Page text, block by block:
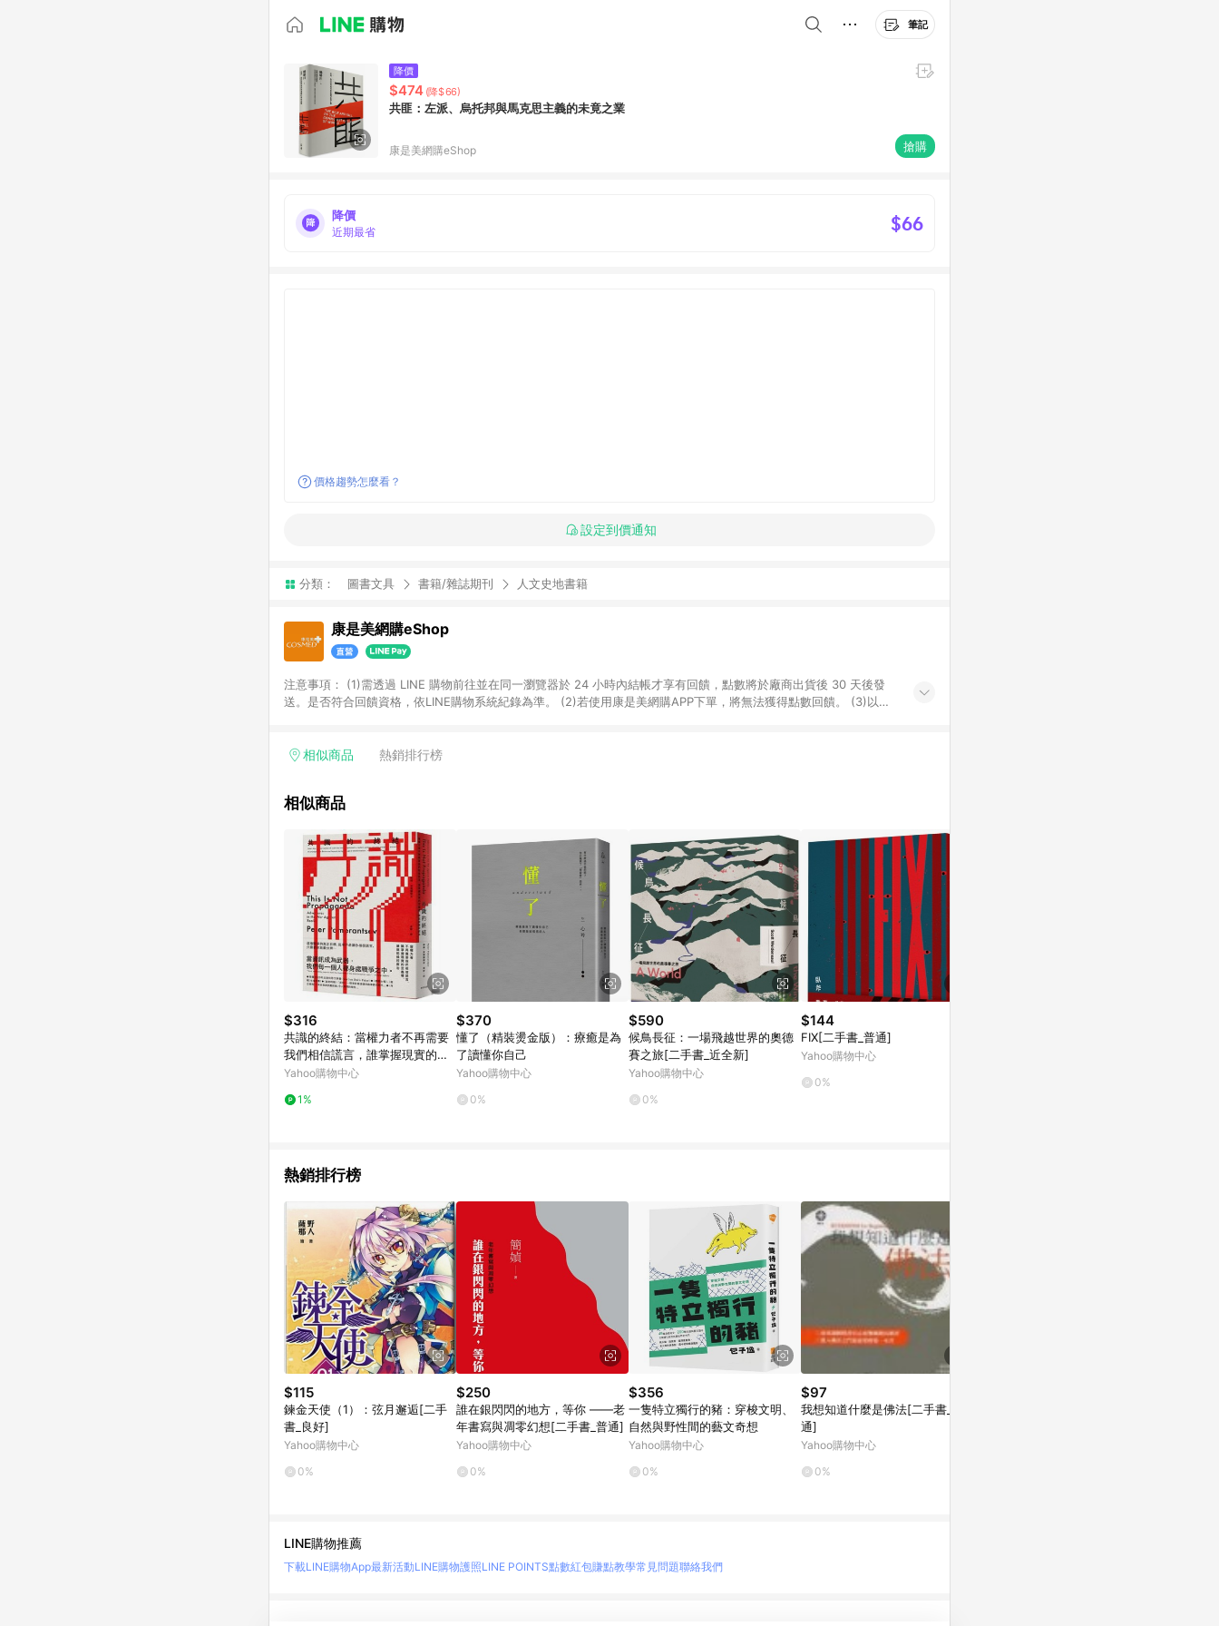
筆記
降價
$474 (降$66)
共匪：左派、烏托邦與馬克思主義的未竟之業
康是美網購eShop 搶購
降價
近期最省 $66
價格趨勢怎麼看？
設定到價通知
分類： 圖書文具 書籍/雜誌期刊 人文史地書籍
康是美網購eShop
注意事項：​ (1)需透過 LINE 購物前往並在同一瀏覽器於 24 小時內結帳才享有回饋，點數將於廠商出貨後 30 天後發
送。​是否符合回饋資格，依LINE購物系統紀錄為準。 (2)若使用康是美網購APP下單，將無法獲得點數回饋。​ (3)以下
「LINE購物通知」之官方帳號訊息通知。亦可於LINE購物網站或APP中的「我的訂單」頁面查詢，請依LINE購物網站
相似商品 熱銷排行榜
相似商品
$316
共識的終結：當權力者不再需要
我們相信謊言，誰掌握現實的定
義權，誰就能操控政治【城邦讀
Yahoo購物中心
1%
$370
懂了（精裝燙金版）：療癒是為
了讀懂你自己
Yahoo購物中心
0%
$590
候鳥長征：一場飛越世界的奧德
賽之旅[二手書_近全新]
Yahoo購物中心
0%
$144
FIX[二手書_普通]
Yahoo購物中心
0%
熱銷排行榜
$115
鍊金天使（1）：弦月邂逅[二手
書_良好]
Yahoo購物中心
0%
$250
誰在銀閃閃的地方，等你 ——老
年書寫與凋零幻想[二手書_普通]
Yahoo購物中心
0%
$356
一隻特立獨行的豬：穿梭文明、
自然與野性間的藝文奇想
Yahoo購物中心
0%
$97
我想知道什麼是佛法[二手書_普
通]
Yahoo購物中心
0%
LINE購物推薦
下載LINE購物App最新活動LINE購物護照LINE POINTS點數紅包賺點教學常見問題聯絡我們